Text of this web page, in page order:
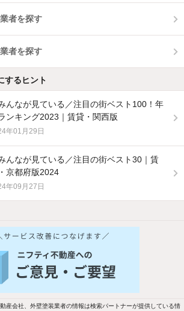
者を探す
者を探す
するヒント
んなが見ている／注目の街ベスト100！年
ンキング2023｜賃貸・関西版
年01月29日
んなが見ている／注目の街ベスト30｜賃
京都府版2024
年09月27日
絞り込んでいます！
2階以上
産会社、外壁塗装業者の情報は検索パートナーが提供している情